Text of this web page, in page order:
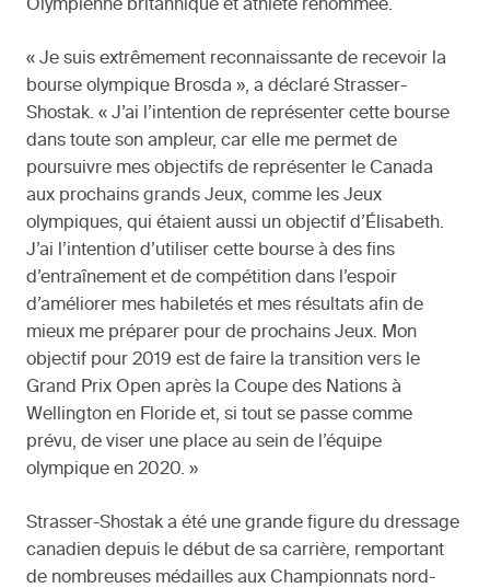
Olympienne britannique et athlète renommée.
« Je suis extrêmement reconnaissante de recevoir la
bourse olympique Brosda », a déclaré Strasser-
Shostak. « J’ai l’intention de représenter cette bourse
dans toute son ampleur, car elle me permet de
poursuivre mes objectifs de représenter le Canada
aux prochains grands Jeux, comme les Jeux
olympiques, qui étaient aussi un objectif d’Élisabeth.
J’ai l’intention d’utiliser cette bourse à des fins
d’entraînement et de compétition dans l’espoir
d’améliorer mes habiletés et mes résultats afin de
mieux me préparer pour de prochains Jeux. Mon
objectif pour 2019 est de faire la transition vers le
Grand Prix Open après la Coupe des Nations à
Wellington en Floride et, si tout se passe comme
prévu, de viser une place au sein de l’équipe
olympique en 2020. »
Strasser-Shostak a été une grande figure du dressage
canadien depuis le début de sa carrière, remportant
de nombreuses médailles aux Championnats nord-